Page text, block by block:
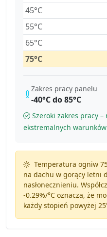
45°C
55°C
65°C
75°C
Zakres pracy panelu
-40°C do 85°C
Szeroki zakres pracy
ekstremalnych
Temperatura ogniw
na dachu w gorący letni
nasłonecznieniu.
-0.29%/°Coznacza, że
każdy stopień powyżej